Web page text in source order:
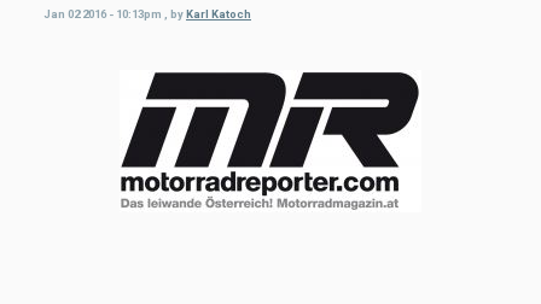
Jan 02 2016 - 10:13pm byKarl Katoch